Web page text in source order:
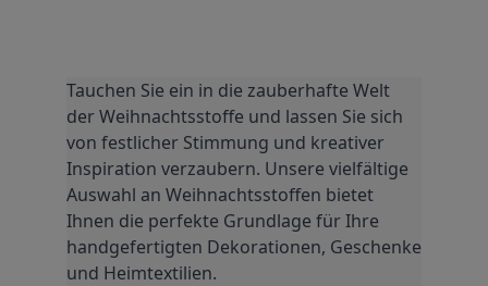
Tauchen Sie ein in die zauberhafte Welt
der Weihnachtsstoffe und lassen Sie sich
von festlicher Stimmung und kreativer
Inspiration verzaubern. Unsere vielfältige
Auswahl an Weihnachtsstoffen bietet
Ihnen die perfekte Grundlage für Ihre
handgefertigten Dekorationen, Geschenke
und Heimtextilien.